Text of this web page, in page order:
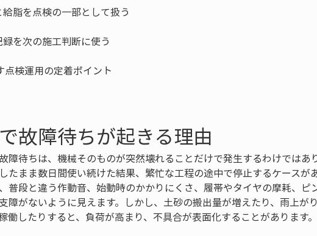
故障待ちが起きる理由
障待ちは、機械そのものが突然壊れることだけで発生するわけではあ
たまま数日間使い続けた結果、繁忙な工程の途中で停止するケースが
普段と違う作動音、始動時のかかりにくさ、履帯やタイヤの摩耗、ピ
障がないように見えます。しかし、土砂の搬出量が増えたり、雨上が
働したりすると、負荷が高まり、不具合が表面化することがあります。